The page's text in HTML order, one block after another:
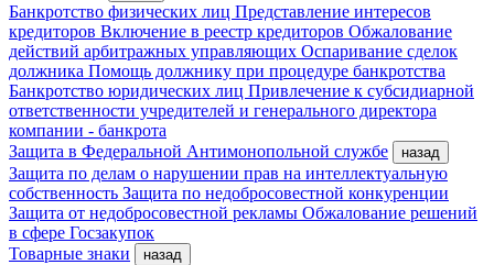
Банкротство физических лиц Представление интересов
кредиторов Включение в реестр кредиторов Обжалование
действий арбитражных управляющих Оспаривание сделок
должника Помощь должнику при процедуре банкротства
Банкротство юридических лиц Привлечение к субсидиарной
ответственности учредителей и генерального директора
компании - банкрота
Защита в Федеральной Антимонопольной службе
назад
Защита по делам о нарушении прав на интеллектуальную
собственность Защита по недобросовестной конкуренции
Защита от недобросовестной рекламы Обжалование решений
в сфере Госзакупок
Товарные знаки
назад